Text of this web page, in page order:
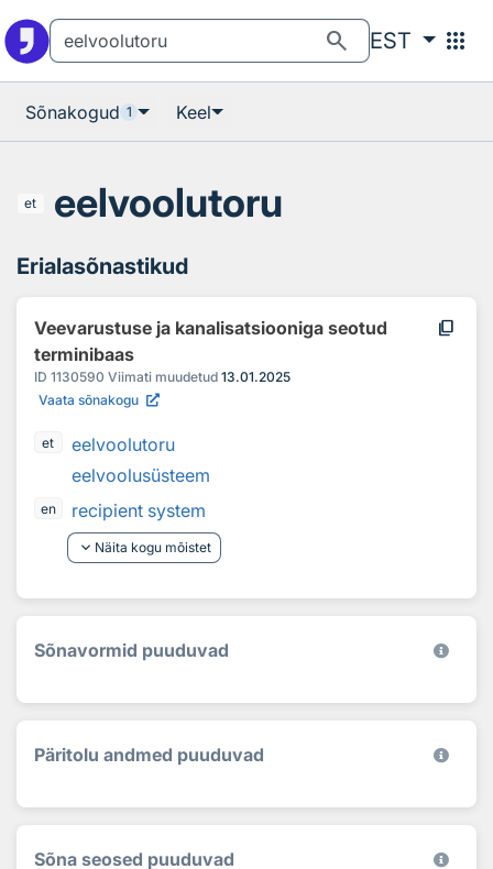
search EST apps
Sõnakogud 1 Keel
et eelvoolutoru
Erialasõnastikud
Veevarustuse ja kanalisatsiooniga seotud
terminibaas
content_copy
ID 1130590 Viimati muudetud 13.01.2025
Vaata sõnakogu
et
eelvoolutoru
eelvoolusüsteem
en
recipient system
keyboard_arrow_down Näita kogu mõistet
Sõnavormid puuduvad
Päritolu andmed puuduvad
Sõna seosed puuduvad